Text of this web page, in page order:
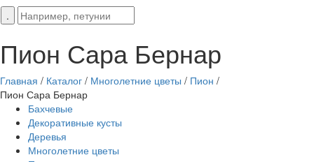
Пион Сара Бернар
Главная / Каталог / Многолетние цветы / Пион /
Пион Сара Бернар
Бахчевые
Декоративные кусты
Деревья
Многолетние цветы